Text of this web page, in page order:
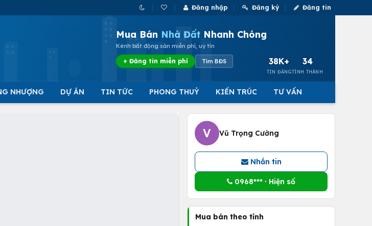
Đăng nhập Đăng ký Đăng tin
Mua Bán Nhà Đất Nhanh Chóng
Kênh bất động sản miễn phí, uy tín
+ Đăng tin miễn phí Tìm BĐS 38K+
TIN ĐĂNG
34
TỈNH THÀNH
NHƯỢNG DỰ ÁN TIN TỨC PHONG THUỶ KIẾN TRÚC TƯ VẤN
V Vũ Trọng Cường
Nhắn tin
0968*** · Hiện số
Mua bán theo tỉnh